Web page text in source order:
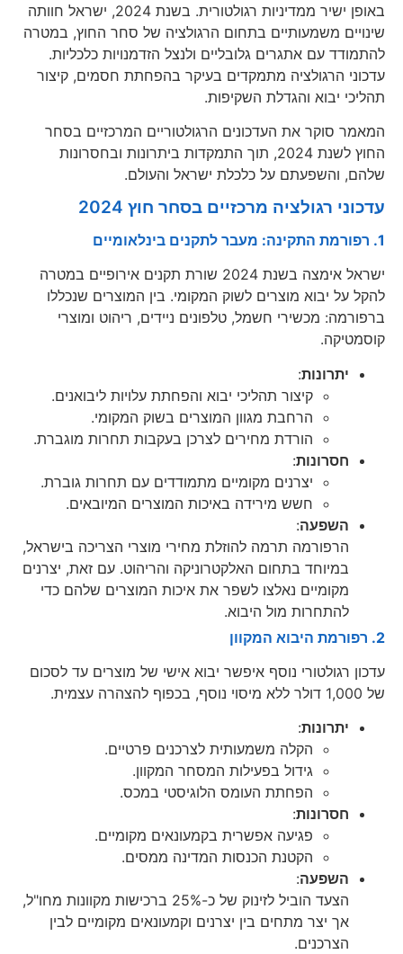
באופן ישיר ממדיניות רגולטורית. בשנת 2024, ישראל חוותה
שינויים משמעותיים בתחום הרגולציה של סחר החוץ, במטרה
להתמודד עם אתגרים גלובליים ולנצל הזדמנויות כלכליות.
עדכוני הרגולציה מתמקדים בעיקר בהפחתת חסמים, קיצור
תהליכי יבוא והגדלת השקיפות.
המאמר סוקר את העדכונים הרגולטוריים המרכזיים בסחר
החוץ לשנת 2024, תוך התמקדות ביתרונות ובחסרונות
שלהם, והשפעתם על כלכלת ישראל והעולם.
עדכוני רגולציה מרכזיים בסחר חוץ 2024
1. רפורמת התקינה: מעבר לתקנים בינלאומיים
ישראל אימצה בשנת 2024 שורת תקנים אירופיים במטרה
להקל על יבוא מוצרים לשוק המקומי. בין המוצרים שנכללו
ברפורמה: מכשירי חשמל, טלפונים ניידים, ריהוט ומוצרי
קוסמטיקה.
יתרונות:
קיצור תהליכי יבוא והפחתת עלויות ליבואנים.
הרחבת מגוון המוצרים בשוק המקומי.
הורדת מחירים לצרכן בעקבות תחרות מוגברת.
חסרונות:
יצרנים מקומיים מתמודדים עם תחרות גוברת.
חשש מירידה באיכות המוצרים המיובאים.
השפעה:
הרפורמה תרמה להוזלת מחירי מוצרי הצריכה בישראל,
במיוחד בתחום האלקטרוניקה והריהוט. עם זאת, יצרנים
מקומיים נאלצו לשפר את איכות המוצרים שלהם כדי
להתחרות מול היבוא.
2. רפורמת היבוא המקוון
עדכון רגולטורי נוסף איפשר יבוא אישי של מוצרים עד לסכום
של 1,000 דולר ללא מיסוי נוסף, בכפוף להצהרה עצמית.
יתרונות:
הקלה משמעותית לצרכנים פרטיים.
גידול בפעילות המסחר המקוון.
הפחתת העומס הלוגיסטי במכס.
חסרונות:
פגיעה אפשרית בקמעונאים מקומיים.
הקטנת הכנסות המדינה ממסים.
השפעה:
הצעד הוביל לזינוק של כ-25% ברכישות מקוונות מחו"ל,
אך יצר מתחים בין יצרנים וקמעונאים מקומיים לבין
הצרכנים.